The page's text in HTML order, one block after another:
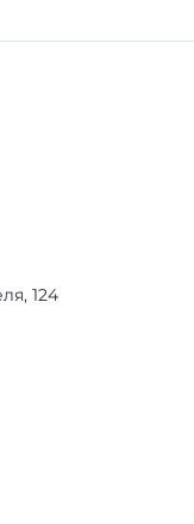
ДЛЯ
ДЛЯ
124